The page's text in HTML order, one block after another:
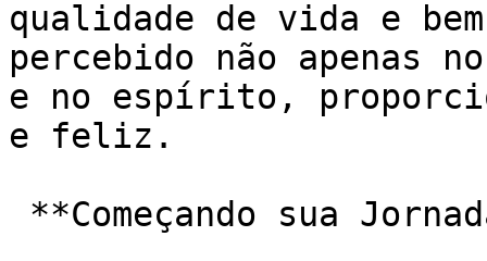
qualidade de vida e
percebido não apenas
e no espírito,
e feliz.